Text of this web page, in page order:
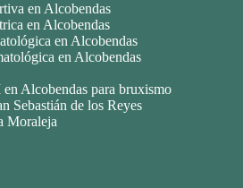
en Alcobendas
en Alcobendas
en Alcobendas
en Alcobendas
Alcobendas para bruxismo
Sebastián de los Reyes
Moraleja